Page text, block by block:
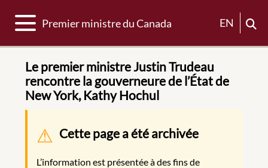
Basculer la navigation
Premier ministre du Canada EN
Le premier ministre Justin Trudeau
rencontre la gouverneure de l’État de
New York, Kathy Hochul
Message d'avertissement
Cette page a été archivée
L’information est présentée à des fins de